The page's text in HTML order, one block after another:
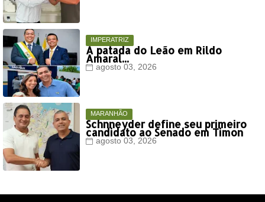
IMPERATRIZ
A patada do Leão em Rildo
Amaral...
agosto 03, 2026
MARANHÃO
Schnneyder define seu primeiro
candidato ao Senado em Timon
agosto 03, 2026